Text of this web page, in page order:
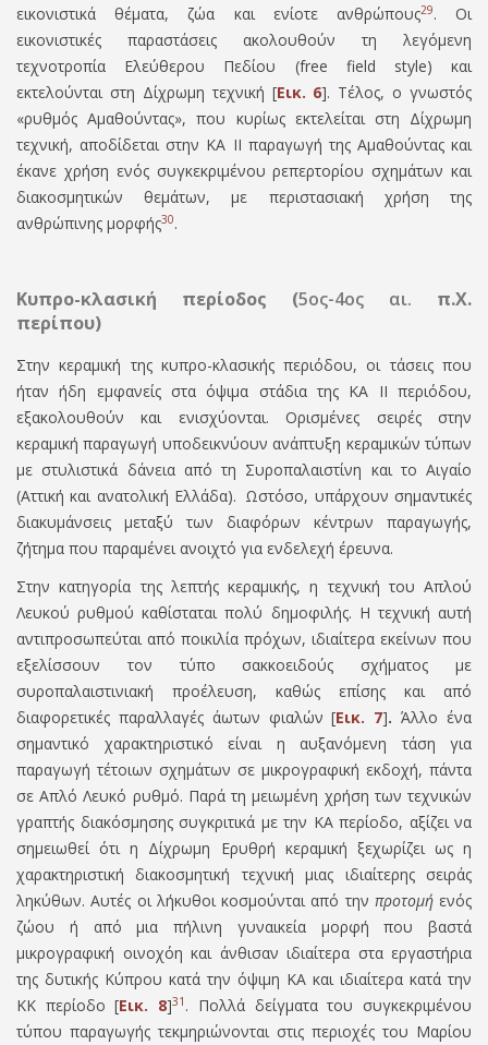
εικονιστικά θέματα, ζώα και ενίοτε ανθρώπους29. Οι
εικονιστικές παραστάσεις ακολουθούν τη λεγόμενη
τεχνοτροπία Ελεύθερου Πεδίου (free field style) και
εκτελούνται στη Δίχρωμη τεχνική [Εικ. 6]. Τέλος, ο γνωστός
«ρυθμός Αμαθούντας», που κυρίως εκτελείται στη Δίχρωμη
τεχνική, αποδίδεται στην ΚΑ ΙΙ παραγωγή της Αμαθούντας και
έκανε χρήση ενός συγκεκριμένου ρεπερτορίου σχημάτων και
διακοσμητικών θεμάτων, με περιστασιακή χρήση της
ανθρώπινης μορφής30.
Κυπρο-κλασική περίοδος (5ος-4ος αι. π.Χ.
περίπου)
Στην κεραμική της κυπρο-κλασικής περιόδου, οι τάσεις που
ήταν ήδη εμφανείς στα όψιμα στάδια της ΚΑ ΙΙ περιόδου,
εξακολουθούν και ενισχύονται. Ορισµένες σειρές στην
κεραµική παραγωγή υποδεικνύουν ανάπτυξη κεραµικών τύπων
µε στυλιστικά δάνεια από τη Συροπαλαιστίνη και το Αιγαίο
(Αττική και ανατολική Ελλάδα). Ωστόσο, υπάρχουν σημαντικές
διακυμάνσεις μεταξύ των διαφόρων κέντρων παραγωγής,
ζήτημα που παραμένει ανοιχτό για ενδελεχή έρευνα.
Στην κατηγορία της λεπτής κεραμικής, η τεχνική του Απλού
Λευκού ρυθμού καθίσταται πολύ δημοφιλής. Η τεχνική αυτή
αντιπροσωπεύται από ποικιλία πρόχων, ιδιαίτερα εκείνων που
εξελίσσουν τον τύπο σακκοειδούς σχήµατος µε
συροπαλαιστινιακή προέλευση, καθώς επίσης και από
διαφορετικές παραλλαγές άωτων φιαλών [Εικ. 7]. Άλλο ένα
σημαντικό χαρακτηριστικό είναι η αυξανόμενη τάση για
παραγωγή τέτοιων σχημάτων σε μικρογραφική εκδοχή, πάντα
σε Απλό Λευκό ρυθμό. Παρά τη μειωμένη χρήση των τεχνικών
γραπτής διακόσμησης συγκριτικά με την ΚΑ περίοδο, αξίζει να
σημειωθεί ότι η Δίχρωµη Ερυθρή κεραµική ξεχωρίζει ως η
χαρακτηριστική διακοσµητική τεχνική µιας ιδιαίτερης σειράς
ληκύθων. Αυτές οι λήκυθοι κοσμούνται από την προτομή ενός
ζώου ή από μια πήλινη γυναικεία μορφή που βαστά
μικρογραφική οινοχόη και άνθισαν ιδιαίτερα στα εργαστήρια
της δυτικής Κύπρου κατά την όψιμη ΚΑ και ιδιαίτερα κατά την
ΚΚ περίοδο [Εικ. 8]31 . Πολλά δείγματα του συγκεκριμένου
τύπου παραγωγής τεκμηριώνονται στις περιοχές του Μαρίου